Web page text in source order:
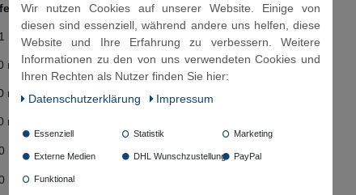
mm
mm
mm
mm
mm
mm
Wir nutzen Cookies auf unserer Website. Einige von
diesen sind essenziell, während andere uns helfen, diese
Website und Ihre Erfahrung zu verbessern. Weitere
Informationen zu den von uns verwendeten Cookies und
Ihren Rechten als Nutzer finden Sie hier:
Daten­schutz­erklärung
Impressum
Essenziell Statistik Marketing
Externe Medien DHL Wunschzustellung PayPal
Funktional